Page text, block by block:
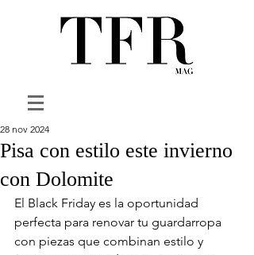
Pisa con estilo este invierno
con Dolomite
28 nov 2024
El Black Friday es la oportunidad
perfecta para renovar tu guardarropa
con piezas que combinan estilo y